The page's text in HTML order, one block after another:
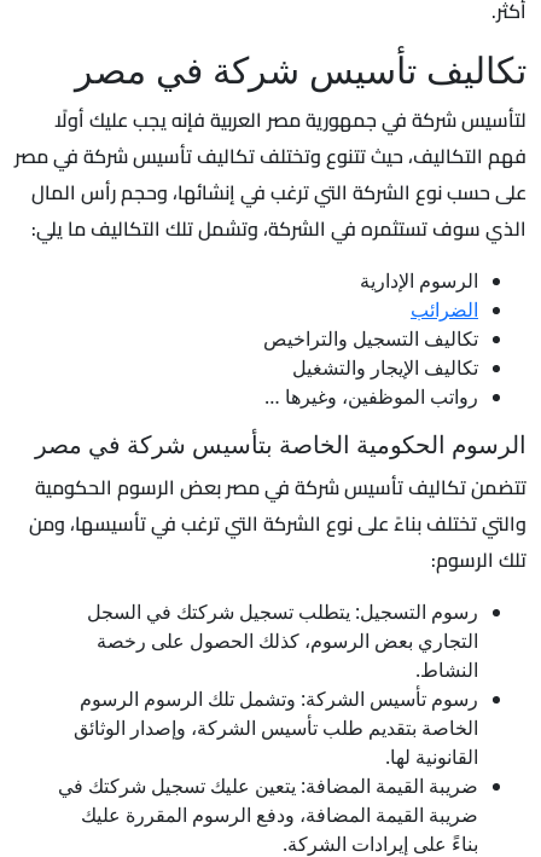
أكثر.
تكاليف تأسيس شركة في مصر
لتأسيس شركة في جمهورية مصر العربية فإنه يجب عليك أولًا
فهم التكاليف، حيث تتنوع وتختلف تكاليف تأسيس شركة في مصر
على حسب نوع الشركة التي ترغب في إنشائها، وحجم رأس المال
الذي سوف تستثمره في الشركة، وتشمل تلك التكاليف ما يلي:
الرسوم الإدارية
الضرائب
تكاليف التسجيل والتراخيص
تكاليف الإيجار والتشغيل
رواتب الموظفين، وغيرها …
الرسوم الحكومية الخاصة بتأسيس شركة في مصر
تتضمن تكاليف تأسيس شركة في مصر بعض الرسوم الحكومية
والتي تختلف بناءً على نوع الشركة التي ترغب في تأسيسها، ومن
تلك الرسوم:
رسوم التسجيل: يتطلب تسجيل شركتك في السجل
التجاري بعض الرسوم، كذلك الحصول على رخصة
النشاط.
رسوم تأسيس الشركة: وتشمل تلك الرسوم الرسوم
الخاصة بتقديم طلب تأسيس الشركة، وإصدار الوثائق
القانونية لها.
ضريبة القيمة المضافة: يتعين عليك تسجيل شركتك في
ضريبة القيمة المضافة، ودفع الرسوم المقررة عليك
بناءً على إيرادات الشركة.